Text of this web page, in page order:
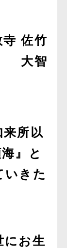
佐竹
大智
所以
』と
いきた
お生